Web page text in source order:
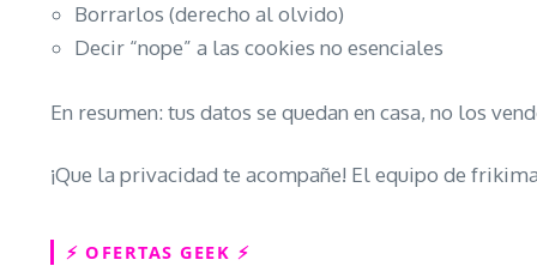
Borrarlos (derecho al olvido)
Decir “nope” a las cookies no esenciales
En resumen: tus datos se quedan en casa, no los
¡Que la privacidad te acompañe! El equipo de
⚡ OFERTAS GEEK ⚡